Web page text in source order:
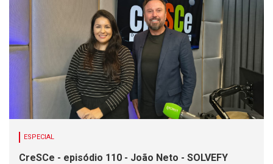
ESPECIAL
CreSCe - episódio 110 - João Neto - SOLVEFY